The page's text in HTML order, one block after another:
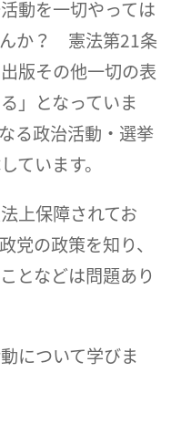
動を一切やっては
か？ 憲法第21条
版その他一切の表
」となっていま
る政治活動・選挙
ています。
上保障されてお
党の政策を知り、
となどは問題あり
について学びま